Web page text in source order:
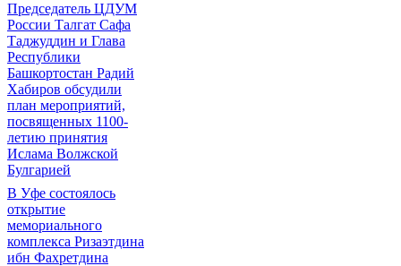
Председатель ЦДУМ
России Талгат Сафа
Таджуддин и Глава
Республики
Башкортостан Радий
Хабиров обсудили
план мероприятий,
посвященных 1100-
летию принятия
Ислама Волжской
Булгарией
В Уфе состоялось
открытие
мемориального
комплекса Ризаэтдина
ибн Фахретдина